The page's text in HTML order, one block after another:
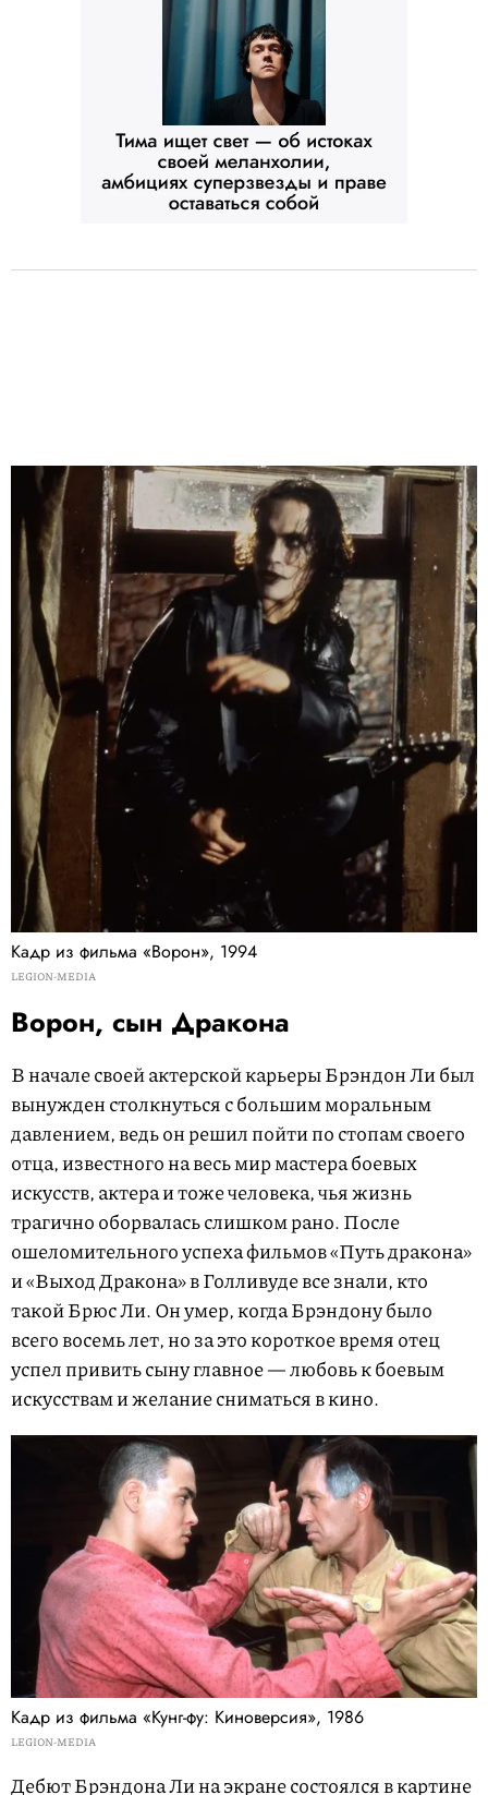
Кадр из фильма «Ворон», 1994
LEGION-MEDIA
Ворон, сын Дракона
В начале своей актерской карьеры Брэндон Ли был
вынужден столкнуться с большим моральным
давлением, ведь он решил пойти по стопам своего
отца, известного на весь мир мастера боевых
искусств, актера и тоже человека, чья жизнь
трагично оборвалась слишком рано. После
ошеломительного успеха фильмов «Путь дракона»
и «Выход Дракона» в Голливуде все знали, кто
такой Брюс Ли. Он умер, когда Брэндону было
всего восемь лет, но за это короткое время отец
успел привить сыну главное — любовь к боевым
искусствам и желание сниматься в кино.
Кадр из фильма «Кунг-фу: Киноверсия», 1986
LEGION-MEDIA
Дебют Брэндона Ли на экране состоялся в картине